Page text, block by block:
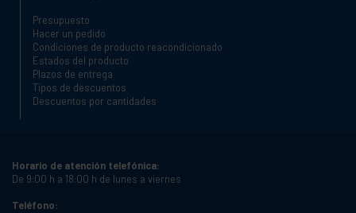
Presupuesto
Hacer un pedido
Condiciones de producto reacondicionado
Estados del producto
Plazos de entrega
Tipos de descuentos
Descuentos por cantidades
Horario de atención telefónica:
De 9:00 h a 18:00 h de lunes a viernes
Teléfono: